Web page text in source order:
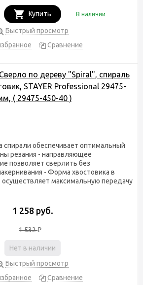
Купить В наличии
Быстрый просмотр
Сравнение
Сверло по дереву "Spiral", спираль
STAYER Professional 29475-
( 29475-450-40 )
спирали обеспечивает оптимальный
резания - направляющее
позволяет сверлить без
- Форма хвостовика в
осуществляет максимальную передачу
1 258 руб.
1 532₽
Нет в наличии
Быстрый просмотр
Сравнение